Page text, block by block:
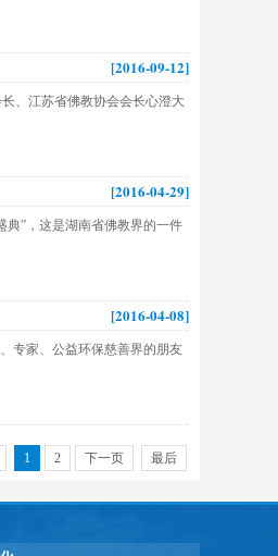
[2016-09-12]
、江苏省佛教协会会长心澄大
[2016-04-29]
典”，这是湖南省佛教界的一件
[2016-04-08]
专家、公益环保慈善界的朋友
1 2 下一页 最后